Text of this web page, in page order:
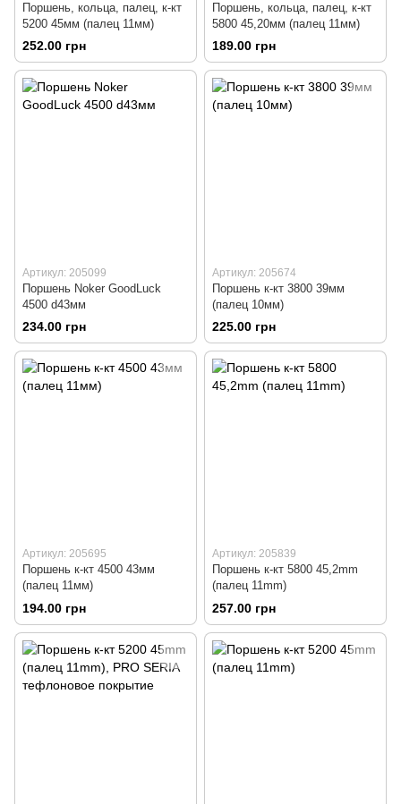
Поршень, кольца, палец, к-кт
5200 45мм (палец 11мм)
252.00 грн
Поршень, кольца, палец, к-кт
5800 45,20мм (палец 11мм)
189.00 грн
Артикул: 205099
Поршень Noker GoodLuck
4500 d43мм
234.00 грн
Артикул: 205674
Поршень к-кт 3800 39мм
(палец 10мм)
225.00 грн
Артикул: 205695
Поршень к-кт 4500 43мм
(палец 11мм)
194.00 грн
Артикул: 205839
Поршень к-кт 5800 45,2mm
(палец 11mm)
257.00 грн